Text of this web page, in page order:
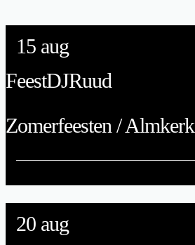
15 aug
FeestDJRuud
Zomerfeesten / Almkerk
20 aug